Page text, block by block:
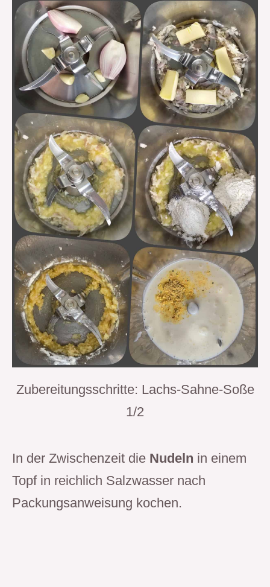
Zubereitungsschritte: Lachs-Sahne-Soße
1/2
In der Zwischenzeit die Nudeln in einem
Topf in reichlich Salzwasser nach
Packungsanweisung kochen.